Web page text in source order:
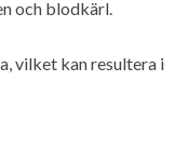
och blodkärl.
vilket kan resultera i